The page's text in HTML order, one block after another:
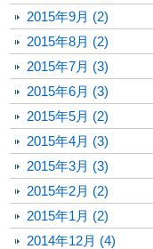
2015年9月 (2)
2015年8月 (2)
2015年7月 (3)
2015年6月 (3)
2015年5月 (2)
2015年4月 (3)
2015年3月 (3)
2015年2月 (2)
2015年1月 (2)
2014年12月 (4)